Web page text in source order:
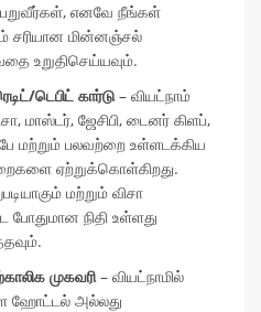
எனவே நீங்கள்
சரியான மின்னஞ்சல்
உறுதிசெய்யவும்.
டெபிட் கார்டு– வியட்நாம்
மாஸ்டர், ஜேசிபி, டைனர் கிளப்,
மற்றும் பலவற்றை உள்ளடக்கிய
ஏற்றுக்கொள்கிறது.
மற்றும் விசா
நிதி உள்ளது
முகவரி– வியட்நாமில்
ஹோட்டல் அல்லது